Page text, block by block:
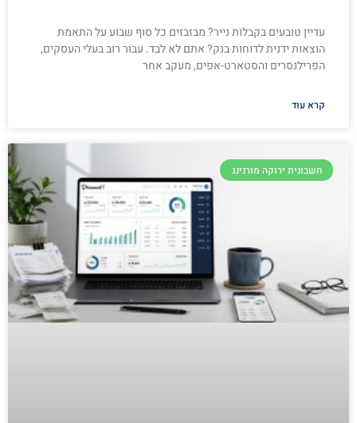
עדיין טובעים בקבלות נייר? מבזבזים כל סוף שבוע על התאמת
הוצאות ידנית לדוחות בנק? אתם לא לבד. עבור רוב בעלי העסקים,
הפרילנסרים והסטארט-אפים, מעקב אחר
קרא עוד
חשבונית ירוקה מורנינג